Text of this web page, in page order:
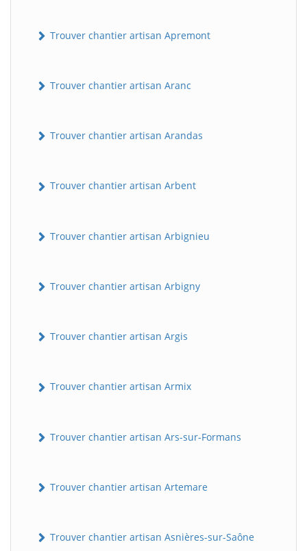
Trouver chantier artisan Apremont
Trouver chantier artisan Aranc
Trouver chantier artisan Arandas
Trouver chantier artisan Arbent
Trouver chantier artisan Arbignieu
Trouver chantier artisan Arbigny
Trouver chantier artisan Argis
Trouver chantier artisan Armix
Trouver chantier artisan Ars-sur-Formans
Trouver chantier artisan Artemare
Trouver chantier artisan Asnières-sur-Saône